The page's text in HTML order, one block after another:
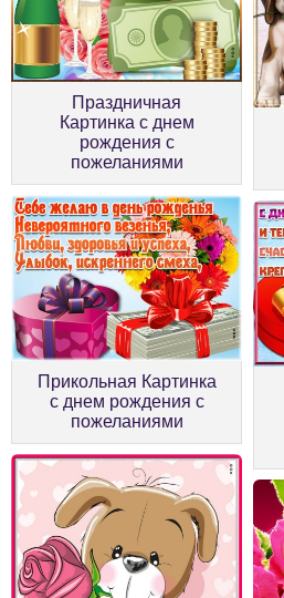
Праздничная
Картинка с днем
рождения с
пожеланиями
Прикольная Картинка
с днем рождения с
пожеланиями